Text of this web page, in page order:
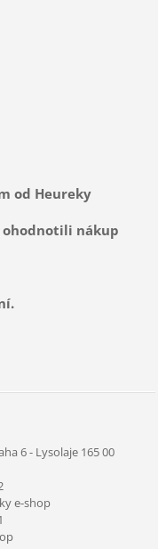
od Heureky
nákup
6 - Lysolaje 165 00
e-shop